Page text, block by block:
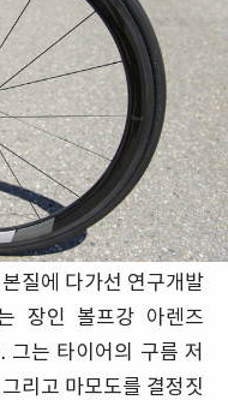
질에 다가선 연구개발
장인 볼프강 아렌즈
는 타이어의 구름 저
리고 마모도를 결정짓